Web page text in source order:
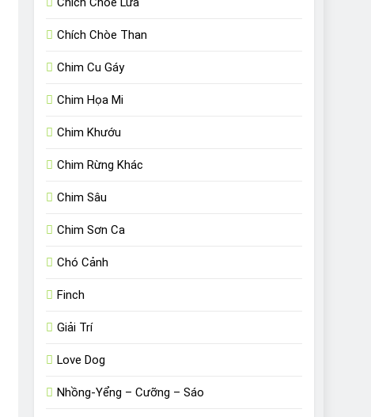
Chích Chòe Than
Chim Cu Gáy
Chim Họa Mi
Chim Khướu
Chim Rừng Khác
Chim Sâu
Chim Sơn Ca
Chó Cảnh
Finch
Giải Trí
Love Dog
Nhồng-Yểng – Cưỡng – Sáo